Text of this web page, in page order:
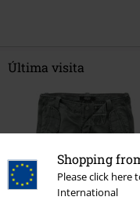
Shopping
Please click here
International
Última visita